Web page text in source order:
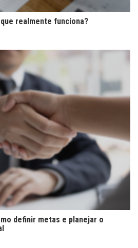
realmente funciona?
definir metas e planejar o